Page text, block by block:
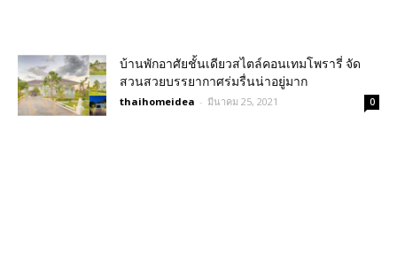
บ้านพักอาศัยชั้นเดียวสไตล์คอนเทมโพรารี่ จัด
สวนสวยบรรยากาศร่มรื่นน่าอยู่มาก
thaihomeidea - มีนาคม 25, 2021 0